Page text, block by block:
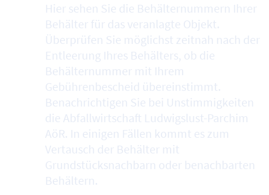
Hier sehen Sie die Behälternummern Ihrer
Behälter für das veranlagte Objekt.
Überprüfen Sie möglichst zeitnah nach der
Entleerung Ihres Behälters, ob die
Behälternummer mit Ihrem
Gebührenbescheid übereinstimmt.
Benachrichtigen Sie bei Unstimmigkeiten
die Abfallwirtschaft Ludwigslust-Parchim
AöR. In einigen Fällen kommt es zum
Vertausch der Behälter mit
Grundstücksnachbarn oder benachbarten
Behältern.